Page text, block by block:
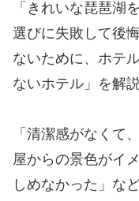
「きれいな琵琶湖
選びに失敗して後
ないために、ホテ
ないホテル」を解
「清潔感がなくて
屋からの景色がイ
しめなかった」な